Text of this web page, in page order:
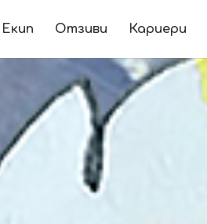
Екип Отзиви Кариери